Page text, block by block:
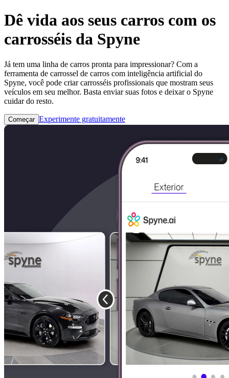
Dê vida aos seus carros com os
carrosséis da Spyne
Já tem uma linha de carros pronta para impressionar? Com ​​a
ferramenta de carrossel de carros com inteligência artificial do
Spyne, você pode criar carrosséis profissionais que mostram seus
veículos em seu melhor. Basta enviar suas fotos e deixar o Spyne
cuidar do resto.
Começar Experimente gratuitamente